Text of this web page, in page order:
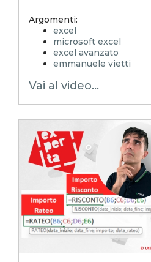
Argomenti:
excel
microsoft excel
excel avanzato
emmanuele vietti
excel tutorial ita
reporting in excel
Experta
xlsx
excel magico
excel facile
EXCELoltreognilimite
EXCELtrucchiesegreti
excel tips
excel tutorial italiano
funzione lambda
lambda
FUNZIONIESTRAI
Marco Filocamo
Vai al video...